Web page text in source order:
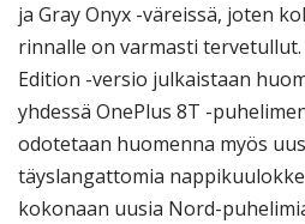
ja Gray Onyx -väreissä, joten
rinnalle on varmasti tervetullut.
Edition -versio julkaistaan
yhdessä OnePlus 8T -
odotetaan huomenna myös
täyslangattomia
kokonaan uusia Nord-